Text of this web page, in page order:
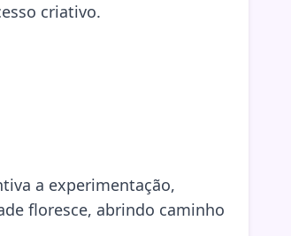
criativo.
a experimentação,
floresce, abrindo caminho